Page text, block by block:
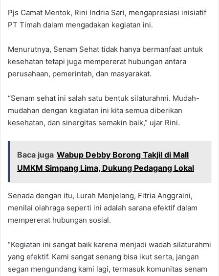
Pjs Camat Mentok, Rini Indria Sari, mengapresiasi inisiatif
PT Timah dalam mengadakan kegiatan ini.
Menurutnya, Senam Sehat tidak hanya bermanfaat untuk
kesehatan tetapi juga mempererat hubungan antara
perusahaan, pemerintah, dan masyarakat.
“Senam sehat ini salah satu bentuk silaturahmi. Mudah-
mudahan dengan kegiatan ini kita semua diberikan
kesehatan, dan sinergitas semakin baik,” ujar Rini.
Baca juga Wabup Debby Borong Takjil di Mall
UMKM Simpang Lima, Dukung Pedagang Lokal
Senada dengan itu, Lurah Menjelang, Fitria Anggraini,
menilai olahraga seperti ini adalah sarana efektif dalam
mempererat hubungan sosial.
“Kegiatan ini sangat baik karena menjadi wadah silaturahmi
yang efektif. Kami sangat senang bisa ikut serta, jangan
segan mengundang kami lagi, termasuk komunitas senam